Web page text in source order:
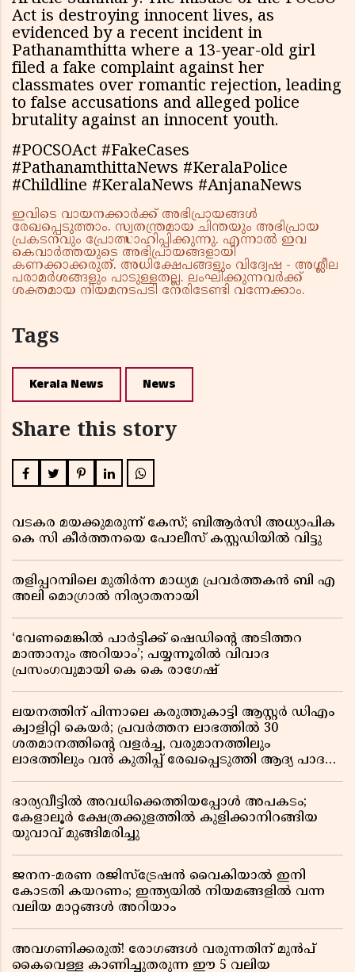
Act is destroying innocent lives, as
evidenced by a recent incident in
Pathanamthitta where a 13-year-old girl
filed a fake complaint against her
classmates over romantic rejection, leading
to false accusations and alleged police
brutality against an innocent youth.
#POCSOAct #FakeCases
#PathanamthittaNews #KeralaPolice
#Childline #KeralaNews #AnjanaNews
ഇവിടെ വായനക്കാർക്ക് അഭിപ്രായങ്ങൾ
രേഖപ്പെടുത്താം. സ്വതന്ത്രമായ ചിന്തയും അഭിപ്രായ
പ്രകടനവും പ്രോത്സാഹിപ്പിക്കുന്നു. എന്നാൽ ഇവ
കെവാർത്തയുടെ അഭിപ്രായങ്ങളായി
കണക്കാക്കരുത്. അധിക്ഷേപങ്ങളും വിദ്വേഷ - അശ്ലീല
പരാമർശങ്ങളും പാടുള്ളതല്ല. ലംഘിക്കുന്നവർക്ക്
ശക്തമായ നിയമനടപടി നേരിടേണ്ടി വന്നേക്കാം.
Tags
Kerala News News
Share this story
വടകര മയക്കുമരുന്ന് കേസ്; ബിആർസി അധ്യാപിക
കെ സി കീർത്തനയെ പോലീസ് കസ്റ്റഡിയിൽ വിട്ടു
തളിപ്പറമ്പിലെ മുതിർന്ന മാധ്യമ പ്രവർത്തകൻ ബി എ
അലി മൊഗ്രാൽ നിര്യാതനായി
‘വേണമെങ്കിൽ പാർട്ടിക്ക് ഷെഡിൻ്റെ അടിത്തറ
മാന്താനും അറിയാം’; പയ്യന്നൂരിൽ വിവാദ
പ്രസംഗവുമായി കെ കെ രാഗേഷ്
ലയനത്തിന് പിന്നാലെ കരുത്തുകാട്ടി ആസ്റ്റർ ഡിഎം
ക്വാളിറ്റി കെയർ; പ്രവർത്തന ലാഭത്തിൽ 30
ശതമാനത്തിൻ്റെ വളർച്ച, വരുമാനത്തിലും
ലാഭത്തിലും വൻ കുതിപ്പ് രേഖപ്പെടുത്തി ആദ്യ പാദ
ഭാര്യവീട്ടിൽ അവധിക്കെത്തിയപ്പോൾ അപകടം;
കേളാലൂർ ക്ഷേത്രക്കുളത്തിൽ കുളിക്കാനിറങ്ങിയ
യുവാവ് മുങ്ങിമരിച്ചു
ജനന-മരണ രജിസ്ട്രേഷൻ വൈകിയാൽ ഇനി
കോടതി കയറണം; ഇന്ത്യയിൽ നിയമങ്ങളിൽ വന്ന
വലിയ മാറ്റങ്ങൾ അറിയാം
അവഗണിക്കരുത്! രോഗങ്ങൾ വരുന്നതിന് മുൻപ്
കൈവെള്ള കാണിച്ചുതരുന്ന ഈ 5 വലിയ